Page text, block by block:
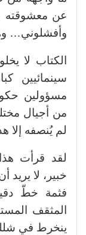
عن معشوقته
وأفشلوني…
الكتاب لا
سينمائيين
مسؤولين
من أجيال
لم يُنصفه إلا
لقد قرأت
خبير، لا
فثمة خطّ
المثقف
ينخرط في